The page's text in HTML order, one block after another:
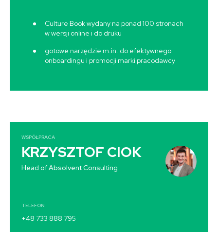
Culture Book wydany na ponad 100 stronach
w wersji online i do druku
gotowe narzędzie m.in. do efektywnego
onboardingu i promocji marki pracodawcy
WSPÓŁPRACA
KRZYSZTOF CIOK
Head of Absolvent Consulting
TELEFON
+48 733 888 795